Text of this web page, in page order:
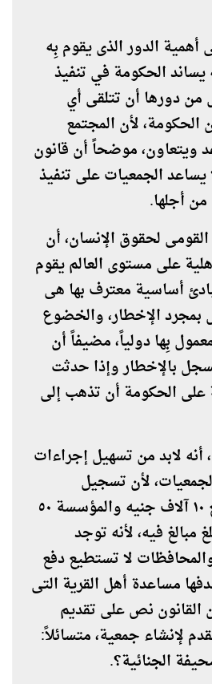
أهمية الدور الذى يقوم بِه
يساند الحكومة في تنفيذ
من دورها أن تتلقى أي
الحكومة، لأن المجتمع
ويتعاون، موضحاً أن قانون
يساعد الجمعيات على تنفيذ
أجلها.
لحقوق الإنسان، أن
على مستوى العالم يقوم
أساسية معترف بها هى
بمجرد الإخطار، والخضوع
بِها دولياً، مضيفاً أن
بالإخطار وإذا حدثت
على الحكومة أن تذهب إلى
لابد من تسهيل إجراءات
لأن تسجيل
الجمعية يلزمها بدفع ١٠ آلاف جنيه والمؤسسة ٥٠
مبالغ فيه، لأنه توجد
لا تستطيع دفع
مساعدة أهل القرية التى
القانون نص على تقديم
لإنشاء جمعية، متسائلاً:
الجنائية؟.